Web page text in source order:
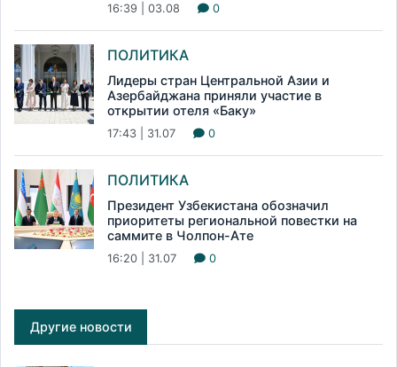
16:39 | 03.08 0
ПОЛИТИКА
Лидеры стран Центральной Азии и
Азербайджана приняли участие в
открытии отеля «Баку»
17:43 | 31.07 0
ПОЛИТИКА
Президент Узбекистана обозначил
приоритеты региональной повестки на
саммите в Чолпон-Ате
16:20 | 31.07 0
Другие новости